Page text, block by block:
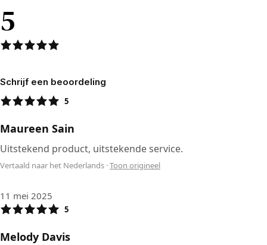
5
Schrijf een beoordeling
5
Maureen Sain
Uitstekend product, uitstekende service.
Vertaald naar het Nederlands ·Toon origineel
11 mei 2025
5
Melody Davis